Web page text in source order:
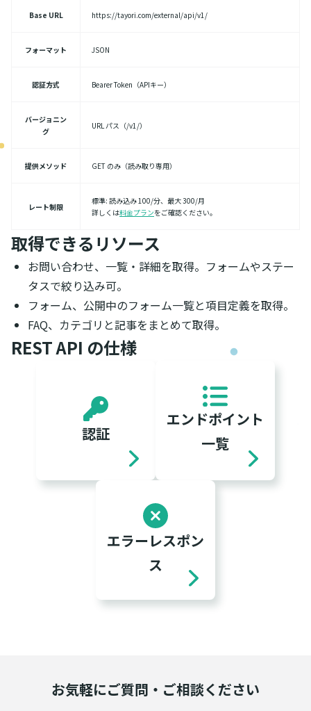
Base URL https://tayori.com/external/api/v1/
フォーマット JSON
認証方式 Bearer Token（APIキー）
バージョニン
グ
URL パス（/v1/）
提供メソッド GET のみ（読み取り専用）
レート制限
標準: 読み込み 100/分、最大 300/月
詳しくは料金プランをご確認ください。
取得できるリソース
お問い合わせ、一覧・詳細を取得。フォームやステー
タスで絞り込み可。
フォーム、公開中のフォーム一覧と項目定義を取得。
FAQ、カテゴリと記事をまとめて取得。
REST API の仕様
認証
エンドポイント
一覧
エラーレスポン
ス
お気軽にご質問・ご相談ください